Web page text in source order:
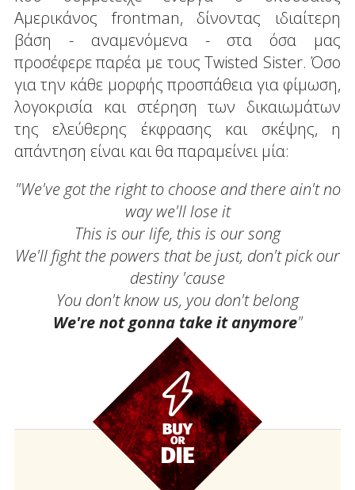
Αμερικάνος frontman, δίνοντας ιδιαίτερη
βάση - αναμενόμενα - στα όσα μας
προσέφερε παρέα με τους Twisted Sister. Όσο
για την κάθε μορφής προσπάθεια για φίμωση,
λογοκρισία και στέρηση των δικαιωμάτων
της ελεύθερης έκφρασης και σκέψης, η
απάντηση είναι και θα παραμείνει μία:
"We've got the right to choose and there ain't no
way we'll lose it
This is our life, this is our song
We'll fight the powers that be just, don't pick our
destiny 'cause
You don't know us, you don't belong
We're not gonna take it anymore"